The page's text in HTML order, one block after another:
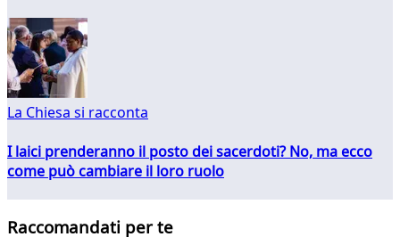
La Chiesa si racconta
I laici prenderanno il posto dei sacerdoti? No, ma ecco
come può cambiare il loro ruolo
Raccomandati per te